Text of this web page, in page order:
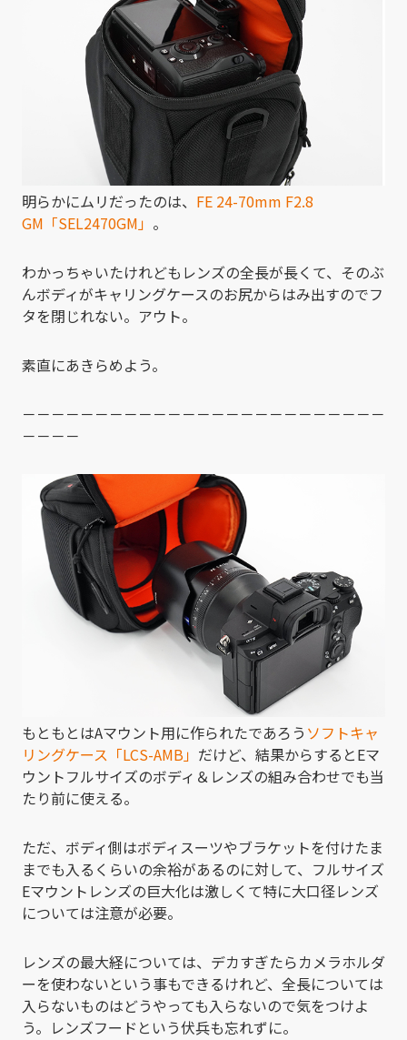
明らかにムリだったのは、 FE 24-70mm F2.8
GM「SEL2470GM」 。
わかっちゃいたけれどもレンズの全長が長くて、そのぶ
んボディがキャリングケースのお尻からはみ出すのでフ
タを閉じれない。アウト。
素直にあきらめよう。
－－－－－－－－－－－－－－－－－－－－－－－－－
－－－－
もともとはAマウント用に作られたであろう ソフトキャ
リングケース「LCS-AMB」 だけど、結果からするとEマ
ウントフルサイズのボディ＆レンズの組み合わせでも当
たり前に使える。
ただ、ボディ側はボディスーツやブラケットを付けたま
までも入るくらいの余裕があるのに対して、フルサイズ
Eマウントレンズの巨大化は激しくて特に大口径レンズ
については注意が必要。
レンズの最大経については、デカすぎたらカメラホルダ
ーを使わないという事もできるけれど、全長については
入らないものはどうやっても入らないので気をつけよ
う。レンズフードという伏兵も忘れずに。